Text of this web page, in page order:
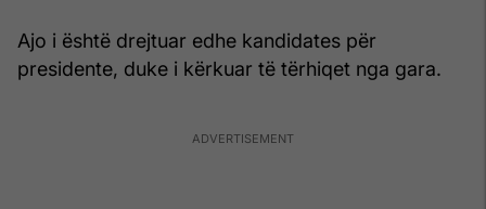
Ajo i është drejtuar edhe kandidates për
presidente, duke i kërkuar të tërhiqet nga gara.